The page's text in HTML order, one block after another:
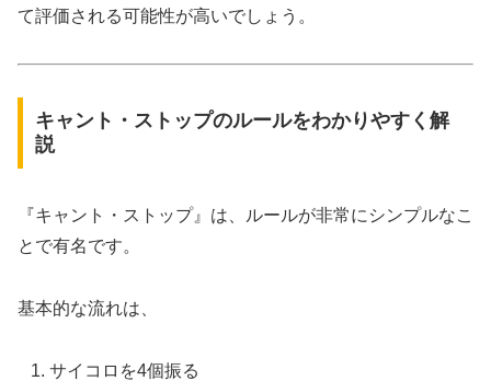
て評価される可能性が高いでしょう。
キャント・ストップのルールをわかりやすく解
説
『キャント・ストップ』は、ルールが非常にシンプルなこ
とで有名です。
基本的な流れは、
サイコロを4個振る